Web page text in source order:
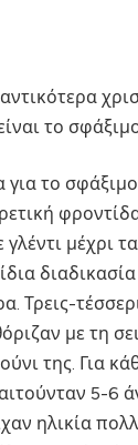
το
για το
μέχρι
Τρεις-
με τη
της. Για
5-6
ηλικία